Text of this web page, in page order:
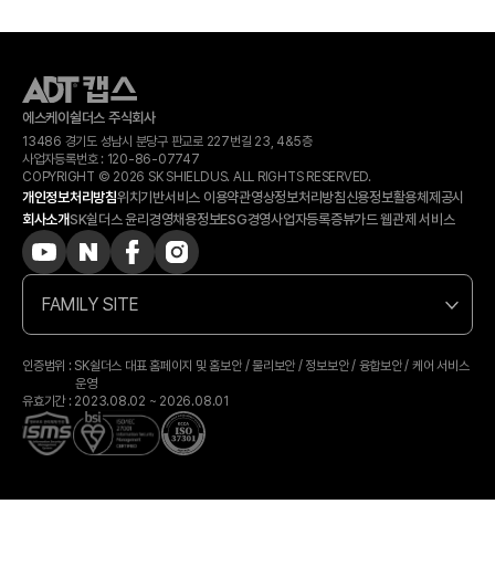
에스케이쉴더스 주식회사
13486 경기도 성남시 분당구 판교로 227번길 23, 4&5층
사업자등록번호 : 120-​86-​07747
COPYRIGHT © 2026 SK SHIELDUS. ALL RIGHTS RESERVED.
개인정보처리방침위치기반서비스 이용약관영상정보처리방침신용정보활용체제공시
회사소개SK쉴더스 윤리경영채용정보ESG경영사업자등록증뷰가드 웹관제 서비스
FAMILY SITE
인증범위 : SK쉴더스 대표 홈페이지 및 홈보안 / 물리보안 / 정보보안 / 융합보안 / 케어 서비스
운영
유효기간 : 2023.08.02 ~ 2026.08.01